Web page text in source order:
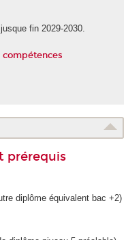
fin 2029-2030.
prérequis
diplôme équivalent bac +2)